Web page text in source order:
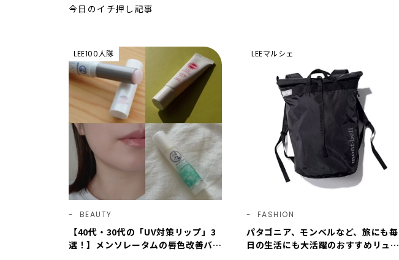
今日のイチ押し記事
LEE100人隊
BEAUTY
【40代・30代の「UV対策リップ」3
選！】メンソレータムの唇色改善バー
LEEマルシェ
FASHION
パタゴニア、モンベルなど、旅にも毎
日の生活にも大活躍のおすすめリュッ